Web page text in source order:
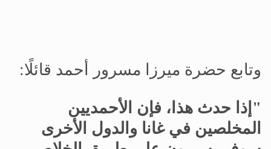
وتابع حضرة ميرزا مسرور أحمد قائلًا:
"إذا حدث هذا، فإن الأحمديين
المخلصين في غانا والدول الأخرى